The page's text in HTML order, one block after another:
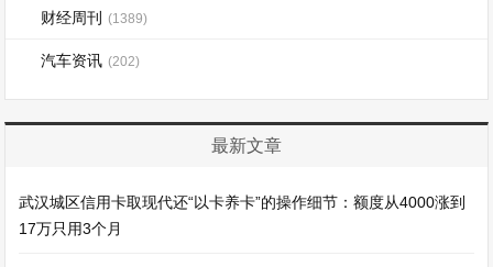
财经周刊 (1389)
汽车资讯 (202)
最新文章
武汉城区信用卡取现代还“以卡养卡”的操作细节：额度从4000涨到
17万只用3个月